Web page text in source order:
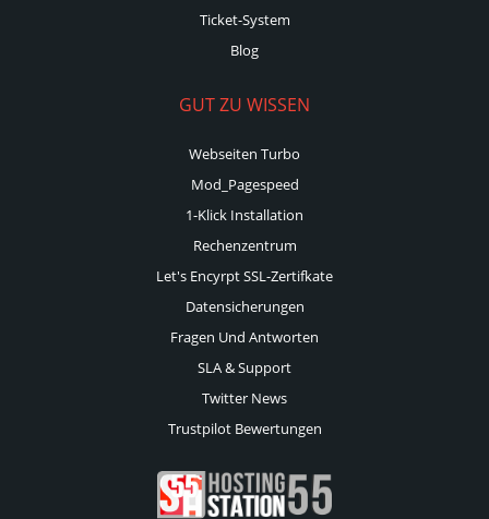
Ticket-System
Blog
GUT ZU WISSEN
Webseiten Turbo
Mod_Pagespeed
1-Klick Installation
Rechenzentrum
Let's Encyrpt SSL-Zertifkate
Datensicherungen
Fragen Und Antworten
SLA & Support
Twitter News
Trustpilot Bewertungen